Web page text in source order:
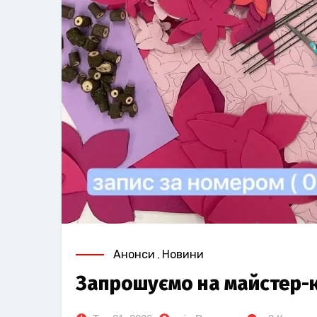
Анонси , Новини
Запрошуємо на майстер-